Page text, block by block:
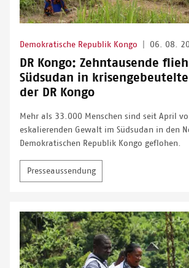
Demokratische Republik Kongo 06. 08.
DR Kongo: Zehntausende
Südsudan in
der DR Kongo
Mehr als 33.000 Menschen sind seit April
eskalierenden Gewalt im Südsudan in den
Demokratischen Republik Kongo geflohen.
Presseaussendung